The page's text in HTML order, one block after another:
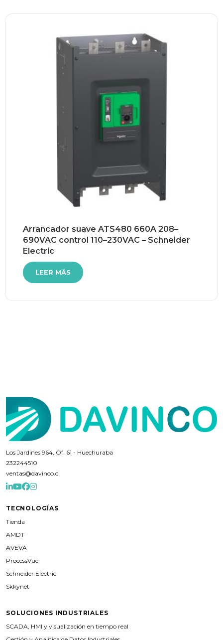
Arrancador suave ATS480 660A 208–
690VAC control 110–230VAC – Schneider
Electric
LEER MÁS
Los Jardines 964, Of. 61 - Huechuraba
232244510
ventas@davinco.cl
TECNOLOGÍAS
Tienda
AMDT
AVEVA
ProcessVue
Schneider Electric
Skkynet
SOLUCIONES INDUSTRIALES
SCADA, HMI y visualización en tiempo real